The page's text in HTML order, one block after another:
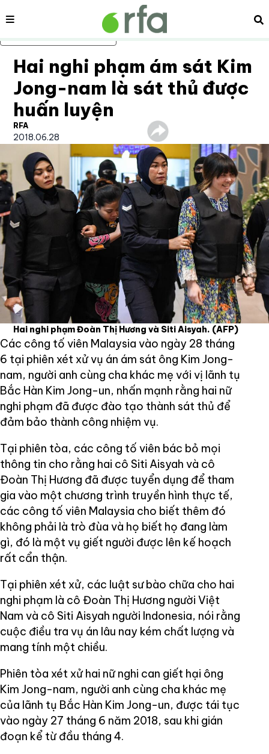
Bỏ qua nội dung chính
Nội dung
Hai nghi phạm ám sát Kim
Jong-nam là sát thủ được
huấn luyện
RFA
2018.06.28
Hai nghi phạm Đoàn Thị Hương và Siti Aisyah. (AFP)
Các công tố viên Malaysia vào ngày 28 tháng
6 tại phiên xét xử vụ án ám sát ông Kim Jong-
nam, người anh cùng cha khác mẹ với vị lãnh tụ
Bắc Hàn Kim Jong-un, nhấn mạnh rằng hai nữ
nghi phạm đã được đào tạo thành sát thủ để
đảm bảo thành công nhiệm vụ.
Tại phiên tòa, các công tố viên bác bỏ mọi
thông tin cho rằng hai cô Siti Aisyah và cô
Đoàn Thị Hương đã được tuyển dụng để tham
gia vào một chương trình truyền hình thực tế,
các công tố viên Malaysia cho biết thêm đó
không phải là trò đùa và họ biết họ đang làm
gì, đó là một vụ giết người được lên kế hoạch
rất cẩn thận.
Tại phiên xét xử, các luật sư bào chữa cho hai
nghi phạm là cô Đoàn Thị Hương người Việt
Nam và cô Siti Aisyah người Indonesia, nói rằng
cuộc điều tra vụ án lâu nay kém chất lượng và
mang tính một chiều.
Phiên tòa xét xử hai nữ nghi can giết hại ông
Kim Jong-nam, người anh cùng cha khác mẹ
của lãnh tụ Bắc Hàn Kim Jong-un, được tái tục
vào ngày 27 tháng 6 năm 2018, sau khi gián
đoạn kể từ đầu tháng 4.